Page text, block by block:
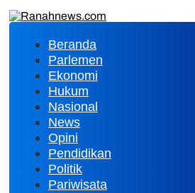
Beranda
Parlemen
Ekonomi
Hukum
Nasional
News
Opini
Pendidikan
Politik
Pariwisata